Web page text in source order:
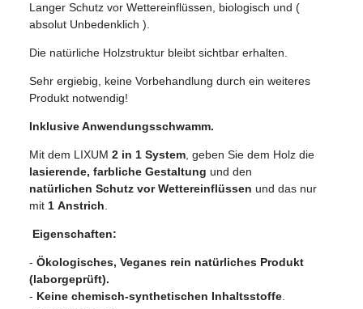
Langer Schutz vor Wettereinflüssen, biologisch und (
absolut Unbedenklich ).
Die natürliche Holzstruktur bleibt sichtbar erhalten.
Sehr ergiebig, keine Vorbehandlung durch ein weiteres
Produkt notwendig!
Inklusive Anwendungsschwamm.
Mit dem LIXUM 2 in 1 System, geben Sie dem Holz die
lasierende, farbliche Gestaltung und den
natürlichen Schutz vor Wettereinflüssen und das nur
mit 1 Anstrich.
Eigenschaften:
- Ökologisches, Veganes rein natürliches Produkt
(laborgeprüft).
- Keine chemisch-synthetischen Inhaltsstoffe.